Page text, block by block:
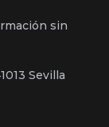
sin
Sevilla